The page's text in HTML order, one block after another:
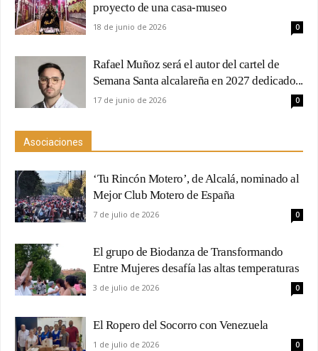
proyecto de una casa-museo
18 de junio de 2026 0
Rafael Muñoz será el autor del cartel de
Semana Santa alcalareña en 2027 dedicado...
17 de junio de 2026 0
Asociaciones
‘Tu Rincón Motero’, de Alcalá, nominado al
Mejor Club Motero de España
7 de julio de 2026 0
El grupo de Biodanza de Transformando
Entre Mujeres desafía las altas temperaturas
3 de julio de 2026 0
El Ropero del Socorro con Venezuela
1 de julio de 2026 0